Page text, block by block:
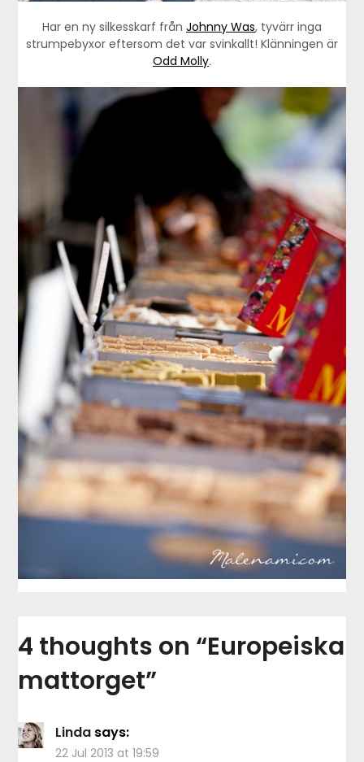
Har en ny silkesskarf från Johnny Was, tyvärr inga
strumpebyxor eftersom det var svinkallt! Klänningen är
Odd Molly.
4 thoughts on “Europeiska
mattorget”
Linda says:
22 Jul 2013 at 19:59